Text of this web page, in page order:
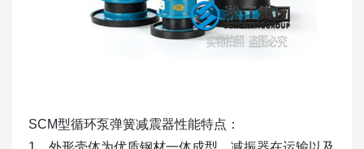
SCM型循环泵弹簧减震器性能特点：